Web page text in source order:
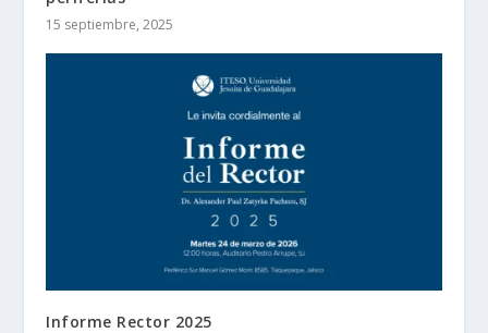
15 septiembre, 2025
Informe Rector 2025